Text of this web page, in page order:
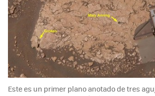
Este es un primer plano anotado de tres